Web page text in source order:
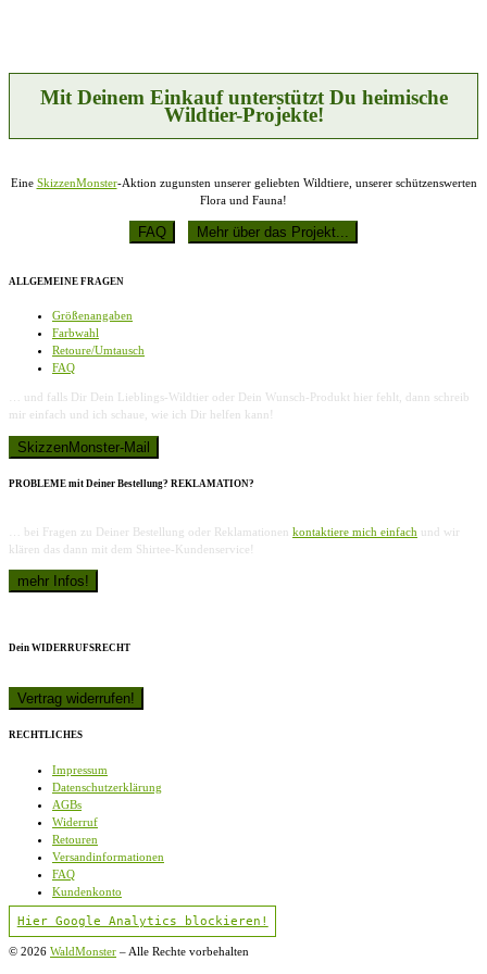
Produktseite
gewählt
werden
Mit Deinem Einkauf unterstützt Du heimische
Wildtier-Projekte!
Eine SkizzenMonster-Aktion zugunsten unserer geliebten Wildtiere, unserer schützenswerten
Flora und Fauna!
ALLGEMEINE FRAGEN
Größenangaben
Farbwahl
Retoure/Umtausch
FAQ
… und falls Dir Dein Lieblings-Wildtier oder Dein Wunsch-Produkt hier fehlt, dann schreib
mir einfach und ich schaue, wie ich Dir helfen kann!
PROBLEME mit Deiner Bestellung? REKLAMATION?
… bei Fragen zu Deiner Bestellung oder Reklamationen kontaktiere mich einfach und wir
klären das dann mit dem Shirtee-Kundenservice!
Dein WIDERRUFSRECHT
RECHTLICHES
Impressum
Datenschutzerklärung
AGBs
Widerruf
Retouren
Versandinformationen
FAQ
Kundenkonto
Hier Google Analytics blockieren!
© 2026 WaldMonster – Alle Rechte vorbehalten